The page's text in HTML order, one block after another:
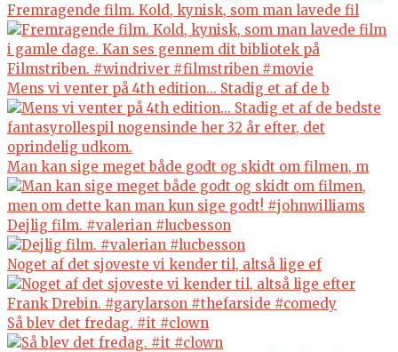
Fremragende film. Kold, kynisk, som man lavede fil
Mens vi venter på 4th edition... Stadig et af de b
Man kan sige meget både godt og skidt om filmen, m
Dejlig film. #valerian #lucbesson
Noget af det sjoveste vi kender til, altså lige ef
Så blev det fredag. #it #clown